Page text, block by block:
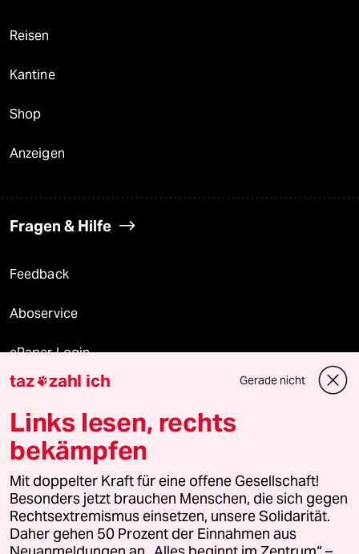
Reisen
Kantine
Shop
Anzeigen
Fragen & Hilfe
Feedback
Aboservice
ePaper Login
Downloads für Abonnierende
© 2026 taz Verlags und Vertriebs GmbH
Alle Rechte vorbehalten. Bei rechtlichen Fragen oder für Genehmigungen
wenden Sie sich bitte an
lizenzen@taz.de
Feedback Redaktionsstatut Kommune-Richtlinien
taz zahl ich Gerade nicht
Links lesen, rechts
bekämpfen
Mit doppelter Kraft für eine offene Gesellschaft!
Besonders jetzt brauchen Menschen, die sich gegen
Rechtsextremismus einsetzen, unsere Solidarität.
Daher gehen 50 Prozent der Einnahmen aus